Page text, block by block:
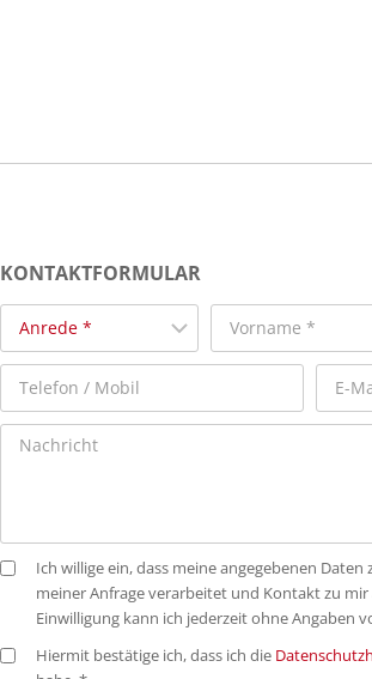
KONTAKTFORMULAR
Ich willige ein, dass meine angegebenen
meiner Anfrage verarbeitet und Kontakt zu
Einwilligung kann ich jederzeit ohne Angaben
Hiermit bestätige ich, dass ich die